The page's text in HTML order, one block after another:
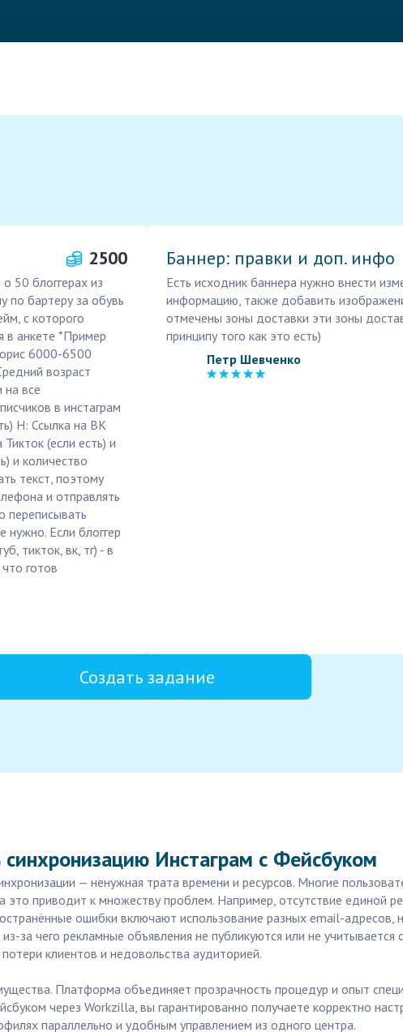
2500
50 блоггерах из
по бартеру за обувь
с которого
в анкете *Пример
6000-6500
возраст
все
в инстаграм
H: Ссылка на ВК
(если есть) и
и количество
текст, поэтому
и отправлять
переписывать
нужно. Если блоггер
тикток, вк, тг) - в
готов
Баннер: правки и доп. инфо
Есть исходник баннера нужно внести
информацию, также добавить
отмечены зоны доставки эти зоны
принципу того как это есть)
Петр Шевченко
Создать задание
Инстаграм с Фейсбуком
— ненужная трата времени и ресурсов. Многие
приводит к множеству проблем. Например, отсутствие единой
ошибки включают использование разных email-адресов,
за чего рекламные объявления не публикуются или не учитывается
клиентов и недовольства аудиторией.
Платформа объединяет прозрачность процедур и опыт
через Workzilla, вы гарантированно получаете корректно
параллельно и удобным управлением из одного центра.